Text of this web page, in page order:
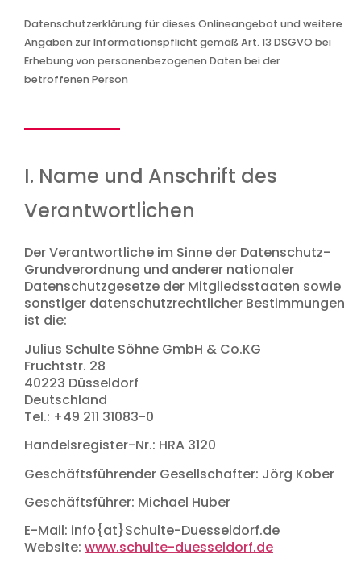
Datenschutzerklärung für dieses Onlineangebot und weitere
Angaben zur Informationspflicht gemäß Art. 13 DSGVO bei
Erhebung von personenbezogenen Daten bei der
betroffenen Person
I. Name und Anschrift des
Verantwortlichen
Der Verantwortliche im Sinne der Datenschutz-
Grundverordnung und anderer nationaler
Datenschutzgesetze der Mitgliedsstaaten sowie
sonstiger datenschutzrechtlicher Bestimmungen
ist die:
Julius Schulte Söhne GmbH & Co.KG
Fruchtstr. 28
40223 Düsseldorf
Deutschland
Tel.: +49 211 31083-0
Handelsregister-Nr.: HRA 3120
Geschäftsführender Gesellschafter: Jörg Kober
Geschäftsführer: Michael Huber
E-Mail: info{at}Schulte-Duesseldorf.de
Website: www.schulte-duesseldorf.de